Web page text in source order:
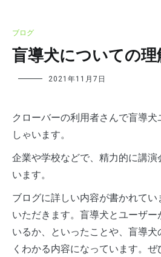
ブログ
盲導犬についての
2021年11月7日
クローバーの利用者さんで盲導
しゃいます。
企業や学校などで、精力的に講演
います。
ブログに詳しい内容が書かれてい
いただきます。盲導犬とユーザー
いるか、といったことや、盲導犬
くわかる内容になっています。ぜ